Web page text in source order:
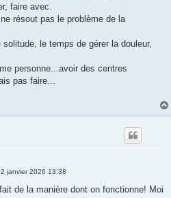
faire avec.
résout pas le problème de la
le temps de gérer la douleur,
personne...avoir des centres
pas faire...
janvier 2026 13:38
de la manière dont on fonctionne! Moi